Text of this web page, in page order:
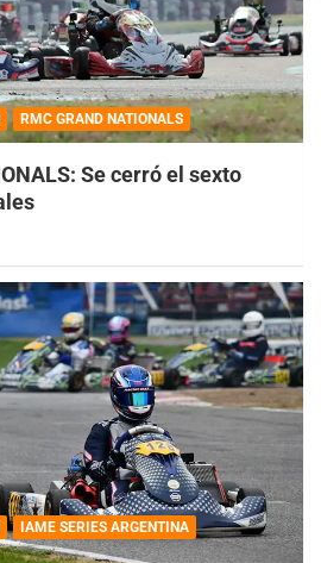
RMC GRAND NATIONALS
Se cerró el sexto
IAME SERIES ARGENTINA